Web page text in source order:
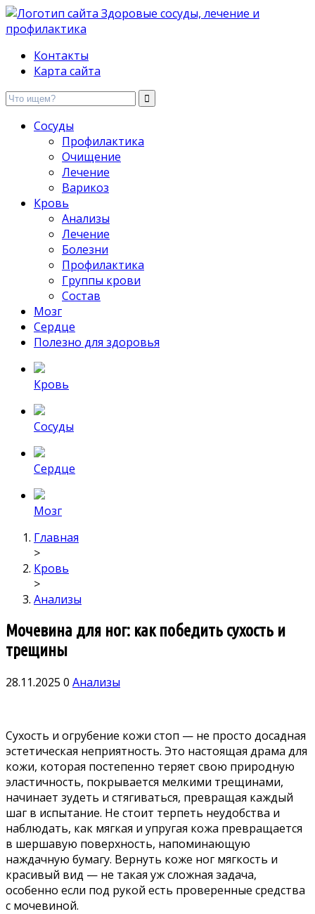
Здоровые сосуды, лечение и профилактика
Контакты
Карта сайта
Сосуды
Профилактика
Очищение
Лечение
Варикоз
Кровь
Анализы
Лечение
Болезни
Профилактика
Группы крови
Состав
Мозг
Сердце
Полезно для здоровья
Кровь
Сосуды
Сердце
Мозг
Главная
>
Кровь
>
Анализы
Мочевина для ног: как победить сухость и
трещины
28.11.2025 0 Анализы
Сухость и огрубение кожи стоп — не просто досадная
эстетическая неприятность. Это настоящая драма для
кожи, которая постепенно теряет свою природную
эластичность, покрывается мелкими трещинами,
начинает зудеть и стягиваться, превращая каждый
шаг в испытание. Не стоит терпеть неудобства и
наблюдать, как мягкая и упругая кожа превращается
в шершавую поверхность, напоминающую
наждачную бумагу. Вернуть коже ног мягкость и
красивый вид — не такая уж сложная задача,
особенно если под рукой есть проверенные средства
с мочевиной.